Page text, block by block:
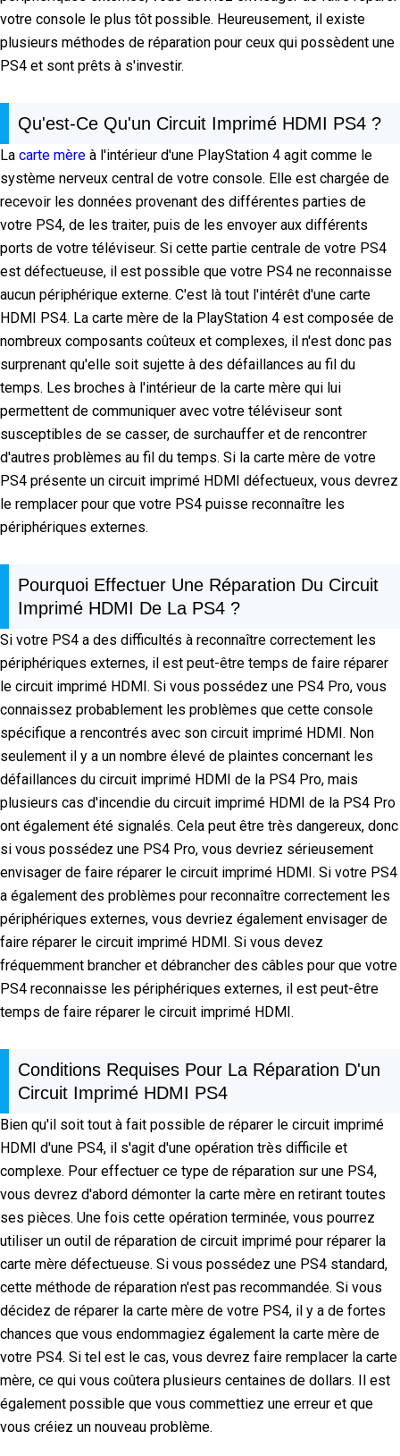
votre console le plus tôt possible. Heureusement, il existe
plusieurs méthodes de réparation pour ceux qui possèdent une
PS4 et sont prêts à s'investir.
Qu'est-Ce Qu'un Circuit Imprimé HDMI PS4 ?
La carte mère à l'intérieur d'une PlayStation 4 agit comme le
système nerveux central de votre console. Elle est chargée de
recevoir les données provenant des différentes parties de
votre PS4, de les traiter, puis de les envoyer aux différents
ports de votre téléviseur. Si cette partie centrale de votre PS4
est défectueuse, il est possible que votre PS4 ne reconnaisse
aucun périphérique externe. C'est là tout l'intérêt d'une carte
HDMI PS4. La carte mère de la PlayStation 4 est composée de
nombreux composants coûteux et complexes, il n'est donc pas
surprenant qu'elle soit sujette à des défaillances au fil du
temps. Les broches à l'intérieur de la carte mère qui lui
permettent de communiquer avec votre téléviseur sont
susceptibles de se casser, de surchauffer et de rencontrer
d'autres problèmes au fil du temps. Si la carte mère de votre
PS4 présente un circuit imprimé HDMI défectueux, vous devrez
le remplacer pour que votre PS4 puisse reconnaître les
périphériques externes.
Pourquoi Effectuer Une Réparation Du Circuit
Imprimé HDMI De La PS4 ?
Si votre PS4 a des difficultés à reconnaître correctement les
périphériques externes, il est peut-être temps de faire réparer
le circuit imprimé HDMI. Si vous possédez une PS4 Pro, vous
connaissez probablement les problèmes que cette console
spécifique a rencontrés avec son circuit imprimé HDMI. Non
seulement il y a un nombre élevé de plaintes concernant les
défaillances du circuit imprimé HDMI de la PS4 Pro, mais
plusieurs cas d'incendie du circuit imprimé HDMI de la PS4 Pro
ont également été signalés. Cela peut être très dangereux, donc
si vous possédez une PS4 Pro, vous devriez sérieusement
envisager de faire réparer le circuit imprimé HDMI. Si votre PS4
a également des problèmes pour reconnaître correctement les
périphériques externes, vous devriez également envisager de
faire réparer le circuit imprimé HDMI. Si vous devez
fréquemment brancher et débrancher des câbles pour que votre
PS4 reconnaisse les périphériques externes, il est peut-être
temps de faire réparer le circuit imprimé HDMI.
Conditions Requises Pour La Réparation D'un
Circuit Imprimé HDMI PS4
Bien qu'il soit tout à fait possible de réparer le circuit imprimé
HDMI d'une PS4, il s'agit d'une opération très difficile et
complexe. Pour effectuer ce type de réparation sur une PS4,
vous devrez d'abord démonter la carte mère en retirant toutes
ses pièces. Une fois cette opération terminée, vous pourrez
utiliser un outil de réparation de circuit imprimé pour réparer la
carte mère défectueuse. Si vous possédez une PS4 standard,
cette méthode de réparation n'est pas recommandée. Si vous
décidez de réparer la carte mère de votre PS4, il y a de fortes
chances que vous endommagiez également la carte mère de
votre PS4. Si tel est le cas, vous devrez faire remplacer la carte
mère, ce qui vous coûtera plusieurs centaines de dollars. Il est
également possible que vous commettiez une erreur et que
vous créiez un nouveau problème.